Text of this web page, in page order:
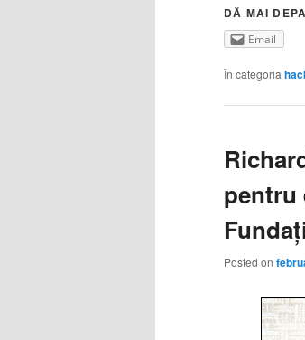
DĂ MAI
Email
În categoria
pentru
Posted on